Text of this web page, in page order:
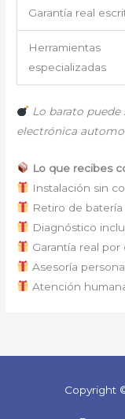
Garantía real
Herramientas
especializadas
Lo barato
electrónica
Lo que recibes
Instalación sin
Retiro de batería
Diagnóstico
Garantía real por
Asesoría
Atención
Copyright